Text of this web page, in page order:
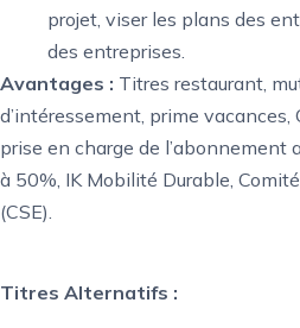
projet, viser les plans des
des entreprises.
Avantages : Titres restaurant,
d’intéressement, prime vacances,
prise en charge de l’abonnement
à 50%, IK Mobilité Durable,
(CSE).
Titres Alternatifs :